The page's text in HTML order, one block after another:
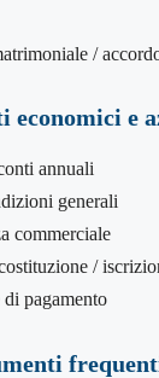
/
economici e
annuali
generali
commerciale
/
pagamento